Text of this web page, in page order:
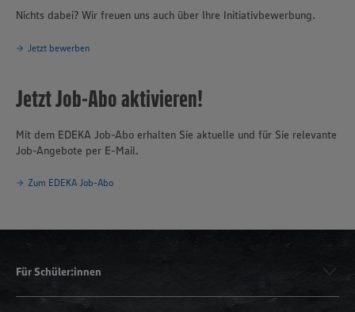
Nichts dabei? Wir freuen uns auch über Ihre Initiativbewerbung.
Jetzt bewerben
Jetzt Job-Abo aktivieren!
Mit dem EDEKA Job-Abo erhalten Sie aktuelle und für Sie relevante
Job-Angebote per E-Mail.
Zum EDEKA Job-Abo
Für Schüler:innen